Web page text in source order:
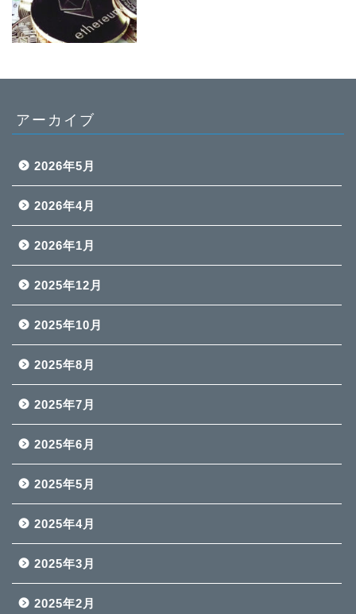
アーカイブ
2026年5月
2026年4月
2026年1月
2025年12月
2025年10月
2025年8月
2025年7月
2025年6月
2025年5月
2025年4月
2025年3月
2025年2月